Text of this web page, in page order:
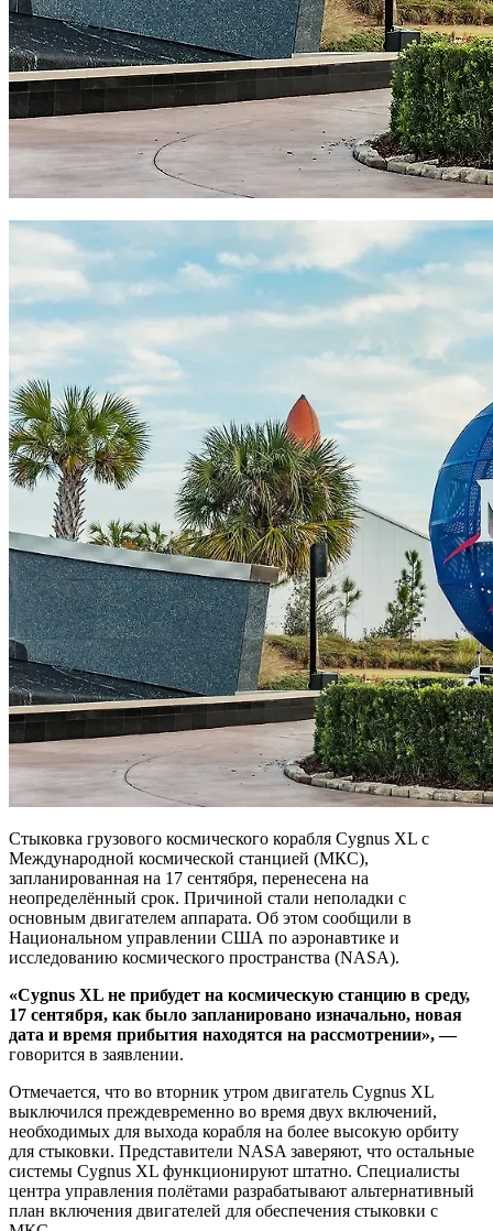
Стыковка грузового космического корабля Cygnus XL с
Международной космической станцией (МКС),
запланированная на 17 сентября, перенесена на
неопределённый срок. Причиной стали неполадки с
основным двигателем аппарата. Об этом сообщили в
Национальном управлении США по аэронавтике и
исследованию космического пространства (NASA).
«Cygnus XL не прибудет на космическую станцию в среду,
17 сентября, как было запланировано изначально, новая
дата и время прибытия находятся на рассмотрении», —
говорится в заявлении.
Отмечается, что во вторник утром двигатель Cygnus XL
выключился преждевременно во время двух включений,
необходимых для выхода корабля на более высокую орбиту
для стыковки. Представители NASA заверяют, что остальные
системы Cygnus XL функционируют штатно. Специалисты
центра управления полётами разрабатывают альтернативный
план включения двигателей для обеспечения стыковки с